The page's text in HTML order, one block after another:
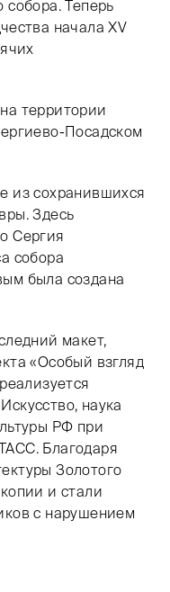
собора. Теперь
начала XV
территории
Посадском
из сохранившихся
Здесь
Сергия
собора
была создана
макет,
«Особый взгляд
наука
РФ при
Благодаря
Золотого
и стали
с нарушением